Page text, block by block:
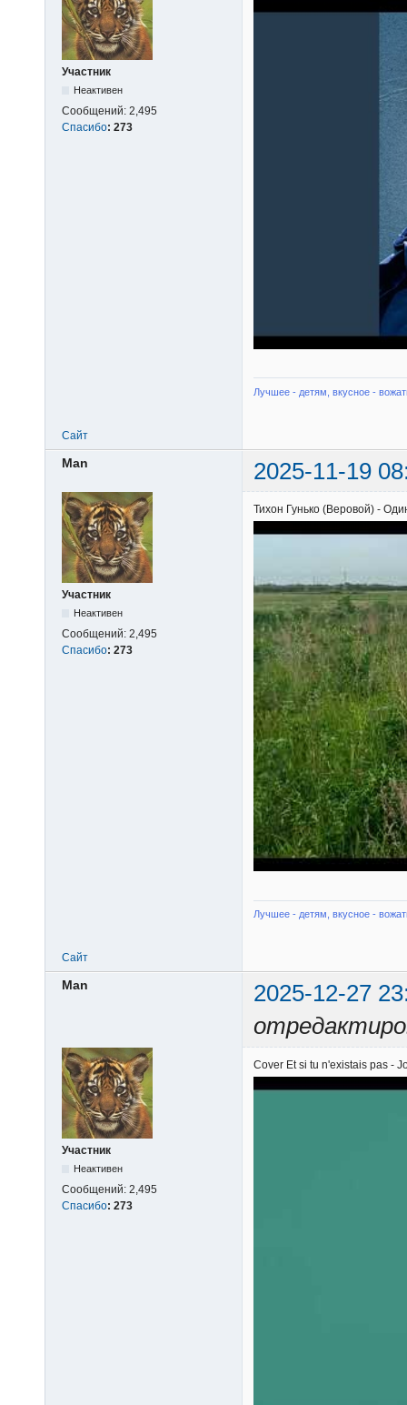
Участник
Неактивен
Сообщений: 2,495
Спасибо: 273
Лучшее - детям, вкусное -
Сайт
Man 2025-11-19
Участник
Неактивен
Сообщений: 2,495
Спасибо: 273
Тихон Гунько (Веровой) -
Лучшее - детям, вкусное -
Сайт
Man
2025-12-27
Участник
Неактивен
Сообщений: 2,495
Спасибо: 273
Cover Et si tu n'existais pas -